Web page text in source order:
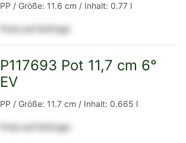
PP / Größe: 11.6 cm / Inhalt: 0.77 l
Preis auf Anfrage
P117693 Pot 11,7 cm 6°
EV
PP / Größe: 11.7 cm / Inhalt: 0.665 l
Preis auf Anfrage